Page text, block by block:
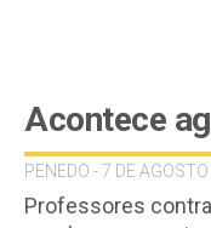
Acontece
PENEDO - 7 DE
Professores